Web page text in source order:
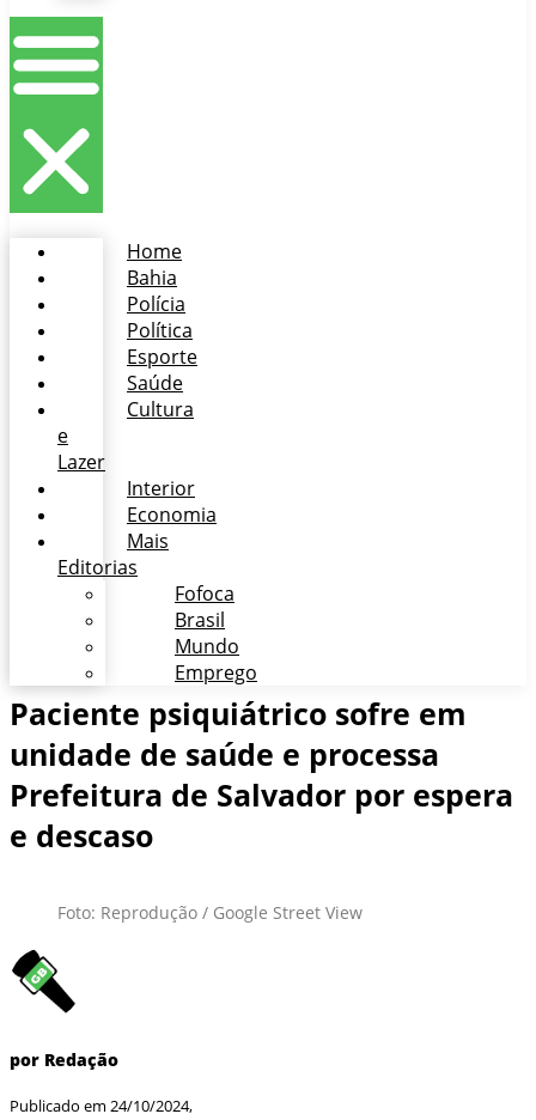
Home
Bahia
Polícia
Política
Esporte
Saúde
Cultura
e
Lazer
Interior
Economia
Mais
Editorias
Fofoca
Brasil
Mundo
Emprego
Paciente psiquiátrico sofre em
unidade de saúde e processa
Prefeitura de Salvador por espera
e descaso
Foto: Reprodução / Google Street View
por Redação
Publicado em 24/10/2024,